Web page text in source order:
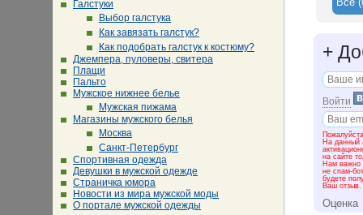
Галстуки
Выбор галстука
Как завязать галстук?
Как подобрать галстук к костюму?
Джемпера, пуловеры, свитера
Плащи
Пальто
Мужское нижнее белье
Мужская пижама
Магазины мужского белья
Москва
Санкт-Петербург
Спортивная одежда
Девушки в мужской одежде
Страничка юмора
Новости из мира мужской моды
О портале мужской одежды
уже по
Обувь
обувной
В офисе
+
Войти
На данный
на сайте
Нам важно
не спам-
будете
Ваш отзыв.
Оценка